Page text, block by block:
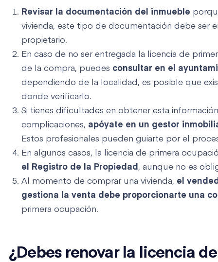
Revisar la documentación del inmueble
vivienda, este tipo de documentación debe ser
propietario.
En caso de no ser entregada la licencia de
de la compra, puedes consultar en el
dependiendo de la localidad, es posible que
donde verificarlo.
Si tienes dificultades en obtener esta
complicaciones, apóyate en un gestor
Estos profesionales pueden guiarte por el
En algunos casos, la licencia de primera
el Registro de la Propiedad , aunque no es
Al momento de comprar una vivienda, el
gestiona la venta debe proporcionarte una
primera ocupación.
¿Debes renovar la licencia